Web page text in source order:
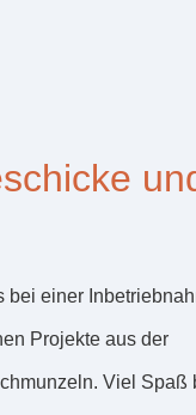
bei einer
Projekte aus der
Viel Spaß